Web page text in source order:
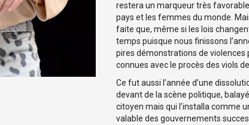
restera un marqueur très
pays et les femmes du monde.
faite que, même si les lois
temps puisque nous finissons
pires démonstrations de
connues avec le procès des viols
Ce fut aussi l’année d’une
devant de la scène politique,
citoyen mais qui l’installa comme
valable des gouvernements